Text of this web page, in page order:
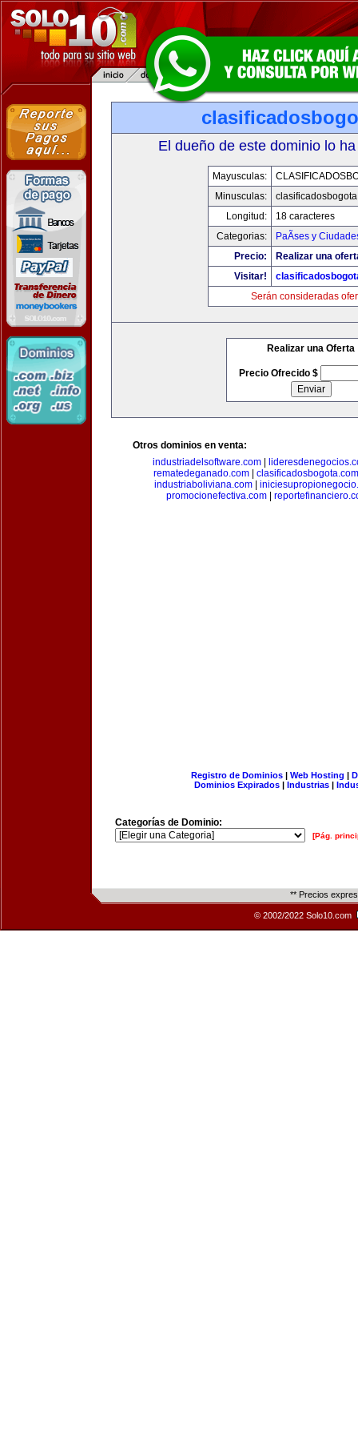
El dueño de este dominio lo
Mayusculas:
Minusculas:
Longitud:
18 caracteres
Categorias:
PaÃ­ses y
Precio:
Realizar una
Visitar!
Serán consideradas
Realizar una Oferta
Precio Ofrecido $
Otros dominios en venta:
industriadelsoftware.com
rematedeganado.com| clasificadosbogota.com
industriaboliviana.com|
promocionefectiva.com
Registro de Dominios| Web Hosting |
Dominios Expirados | Industrias |
Categorías de Dominio:
[Pág.
** Precios
© 2002/2022 Solo10.com